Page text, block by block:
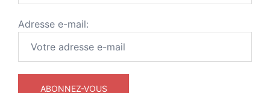
Adresse e-mail: